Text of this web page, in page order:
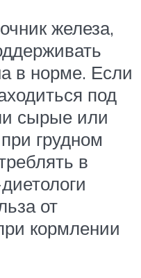
железа,
в норме. Если
под
сырые или
грудном
в
от
кормлении